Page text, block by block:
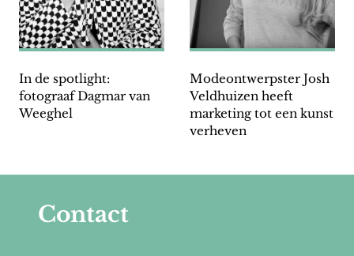
In de spotlight:
fotograaf Dagmar van
Weeghel
Modeontwerpster Josh
Veldhuizen heeft
marketing tot een kunst
verheven
Contact